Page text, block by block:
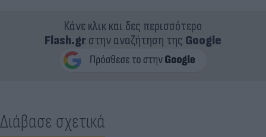
Κάνε κλικ και δες περισσότερο
Flash.grστην αναζήτηση της Google
Διάβασε σχετικά